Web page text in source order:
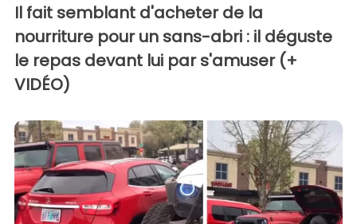
Il fait semblant d'acheter de la
nourriture pour un sans-abri : il déguste
le repas devant lui par s'amuser (+
VIDÉO)